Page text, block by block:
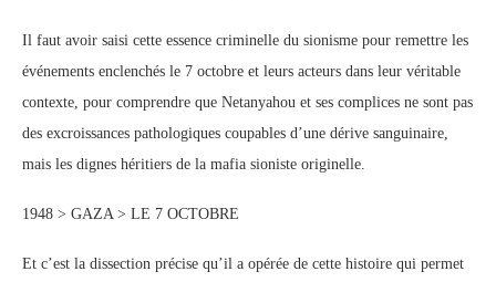
Il faut avoir saisi cette essence criminelle du sionisme pour remettre les
événements enclenchés le 7 octobre et leurs acteurs dans leur véritable
contexte, pour comprendre que Netanyahou et ses complices ne sont pas
des excroissances pathologiques coupables d’une dérive sanguinaire,
mais les dignes héritiers de la mafia sioniste originelle.
1948 > GAZA > LE 7 OCTOBRE
Et c’est la dissection précise qu’il a opérée de cette histoire qui permet